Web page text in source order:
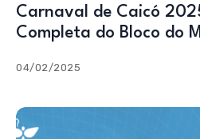
Carnaval de Caicó
Completa do Bloco do
04/02/2025